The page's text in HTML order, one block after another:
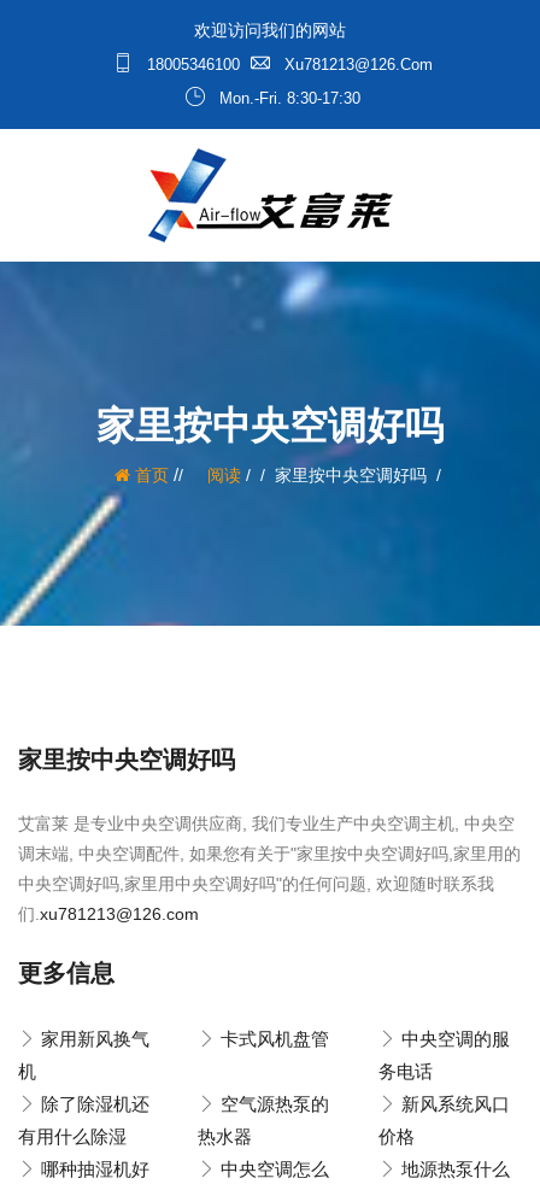
欢迎访问我们的网站
18005346100
Xu781213@126.com
Mon.-Fri. 8:30-17:30
家里按中央空调好吗
首页/ 阅读/ 家里按中央空调好吗
家里按中央空调好吗
艾富莱 是专业中央空调供应商, 我们专业生产中央空调主机, 中央空
调末端, 中央空调配件, 如果您有关于"家里按中央空调好吗,家里用的
中央空调好吗,家里用中央空调好吗"的任何问题, 欢迎随时联系我
们. xu781213@126.com
更多信息
家用新风换气
机
卡式风机盘管
中央空调的服
务电话
除了除湿机还
有用什么除湿
空气源热泵的
热水器
新风系统风口
价格
哪种抽湿机好
中央空调怎么
地源热泵什么